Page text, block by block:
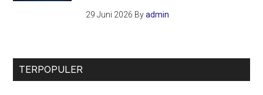
29 Juni 2026 Byadmin
TERPOPULER